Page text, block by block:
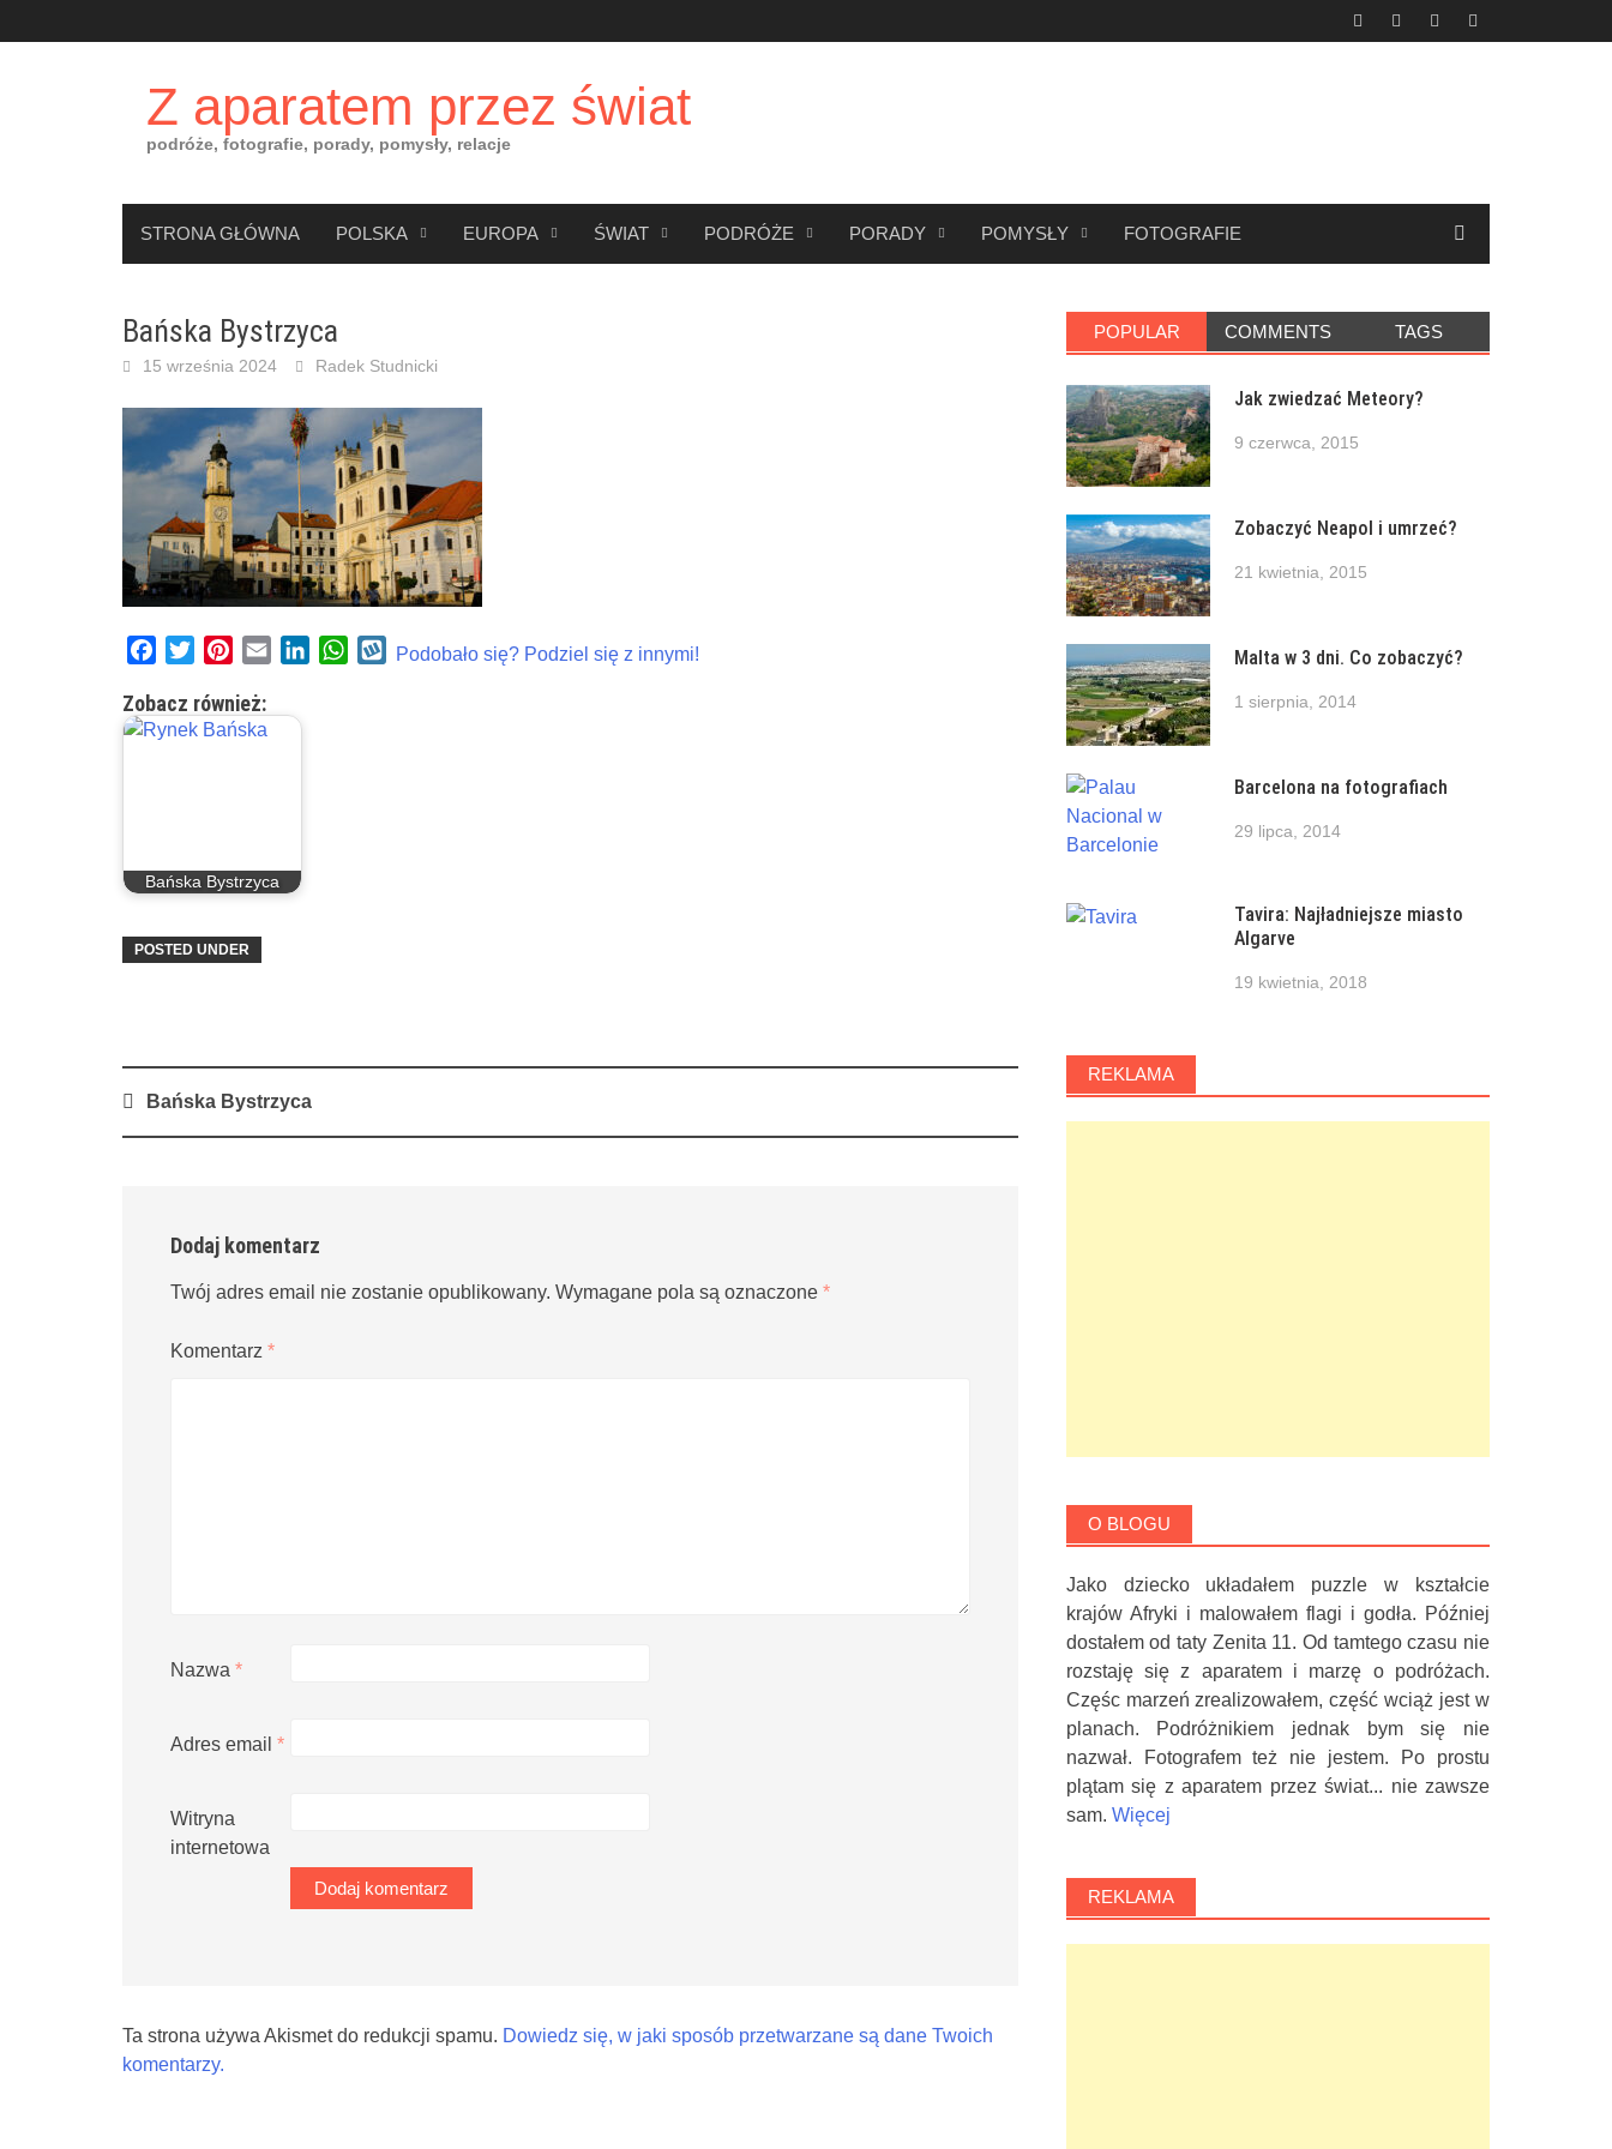
to
Z aparatem przez świat
podróże, fotografie, porady, pomysły, relacje
STRONA GŁÓWNA POLSKA EUROPA ŚWIAT PODRÓŻE PORADY POMYSŁY FOTOGRAFIE
Bańska Bystrzyca
15 września 2024 Radek Studnicki
Facebook
TwitterPinterest
Email LinkedInWhatsApp
Wykop
Podobało się? Podziel się z innymi!
Zobacz również:
Bańska Bystrzyca
POSTED UNDER
PostBańska Bystrzyca
Dodaj komentarz
Twój adres email nie zostanie opublikowany. Wymagane pola są oznaczone *
Komentarz *
Nazwa *
Adres email *
Witryna
internetowa
Ta strona używa Akismet do redukcji spamu. Dowiedz się, w jaki sposób przetwarzane są dane Twoich
komentarzy.
POPULAR COMMENTS TAGS
Jak zwiedzać Meteory?
9 czerwca, 2015
Zobaczyć Neapol i umrzeć?
21 kwietnia, 2015
Malta w 3 dni. Co zobaczyć?
1 sierpnia, 2014
Barcelona na fotografiach
29 lipca, 2014
Tavira: Najładniejsze miasto
Algarve
19 kwietnia, 2018
REKLAMA
O BLOGU
Jako dziecko układałem puzzle w kształcie
krajów Afryki i malowałem flagi i godła. Później
dostałem od taty Zenita 11. Od tamtego czasu nie
rozstaję się z aparatem i marzę o podróżach.
Częśc marzeń zrealizowałem, część wciąż jest w
planach. Podróżnikiem jednak bym się nie
nazwał. Fotografem też nie jestem. Po prostu
plątam się z aparatem przez świat... nie zawsze
sam. Więcej
REKLAMA